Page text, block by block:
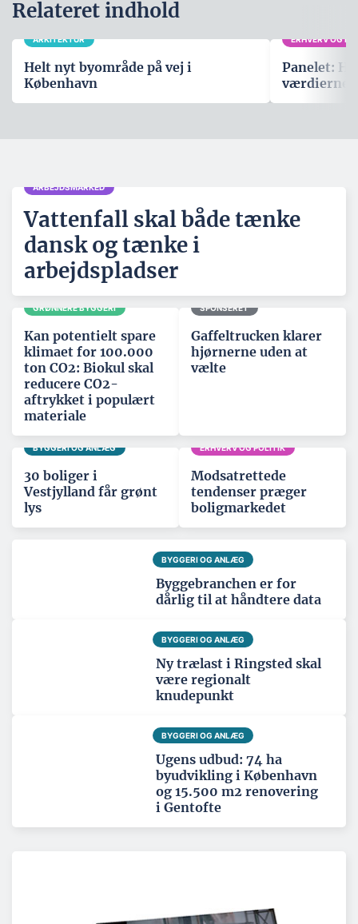
Relateret indhold
ARKITEKTUR
Helt nyt byområde på vej i
København
ERHVERV OG
Panelet:
værdierne,
ARBEJDSMARKED
Vattenfall skal både tænke
dansk og tænke i
arbejdspladser
GRØNNERE BYGGERI
Kan potentielt spare
klimaet for 100.000
ton CO2: Biokul skal
reducere CO2-
aftrykket i populært
materiale
SPONSERET
Gaffeltrucken klarer
hjørnerne uden at
vælte
BYGGERI OG ANLÆG
30 boliger i
Vestjylland får grønt
lys
ERHVERV OG POLITIK
Modsatrettede
tendenser præger
boligmarkedet
BYGGERI OG ANLÆG
Byggebranchen er for
dårlig til at håndtere data
BYGGERI OG ANLÆG
Ny trælast i Ringsted skal
være regionalt
knudepunkt
BYGGERI OG ANLÆG
Ugens udbud: 74 ha
byudvikling i København
og 15.500 m2 renovering
i Gentofte